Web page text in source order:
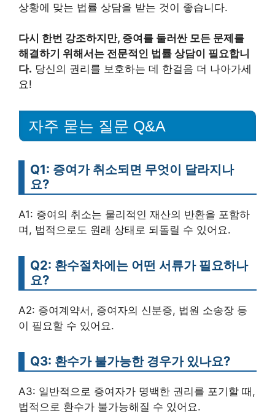
상황에 맞는 법률 상담을 받는 것이 좋습니다.
다시 한번 강조하지만, 증여를 둘러싼 모든 문제를
해결하기 위해서는 전문적인 법률 상담이 필요합니
다. 당신의 권리를 보호하는 데 한걸음 더 나아가세
요!
자주 묻는 질문 Q&A
Q1: 증여가 취소되면 무엇이 달라지나
요?
A1: 증여의 취소는 물리적인 재산의 반환을 포함하
며, 법적으로도 원래 상태로 되돌릴 수 있어요.
Q2: 환수절차에는 어떤 서류가 필요하나
요?
A2: 증여계약서, 증여자의 신분증, 법원 소송장 등
이 필요할 수 있어요.
Q3: 환수가 불가능한 경우가 있나요?
A3: 일반적으로 증여자가 명백한 권리를 포기할 때,
법적으로 환수가 불가능해질 수 있어요.